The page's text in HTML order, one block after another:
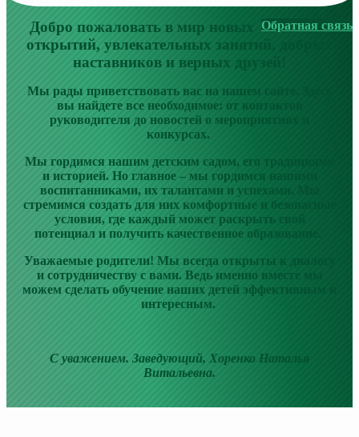
Обратная связь
Добро пожаловать в мир новых
открытий, увлекательных занятий, добрых
наставников и верных друзей!
Мы рады приветствовать вас на нашем сайте. Здесь
вы найдете все необходимое: от контактов
руководителя до новостей о мероприятиях и
конкурсах.
Мы гордимся нашим детским садом, его традициями
и историей. Но главное – мы гордимся нашими
воспитанниками, их талантами и успехами. Мы
стремимся создать для них комфортные и безопасные
условия, где каждый может раскрыть свой
потенциал и получить качественное образование.
Уважаемые родители! Мы всегда открыты к диалогу
и сотрудничеству с вами. Ведь именно вместе мы
можем сделать обучение наших детей эффективным и
интересным.
С уважением. Заведующий, Хоренко Наталья
Витальевна.